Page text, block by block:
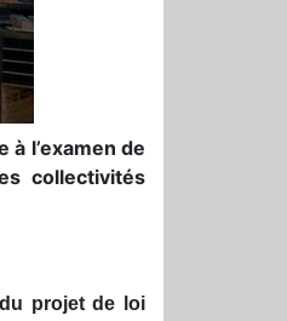
l’examen de
collectivités
projet de loi